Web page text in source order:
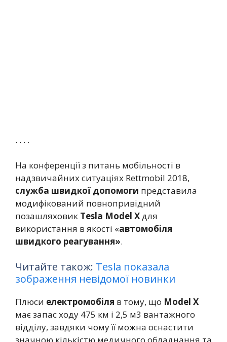
. . . .
На конференції з питань мобільності в
надзвичайних ситуаціях Rettmobil 2018,
служба швидкої допомоги представила
модифікований повнопривідний
позашляховик Tesla Model Xдля
використання в якості «автомобіля
швидкого реагування».
Читайте також: Tesla показала
зображення невідомої новинки
Плюси електромобіля в тому, що Model X
має запас ходу 475 км і 2,5 м3 вантажного
відділу, завдяки чому її можна оснастити
значною кількістю медичного обладнання та